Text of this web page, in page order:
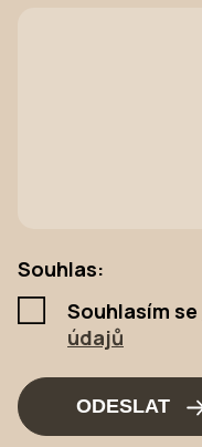
Souhlas:
Souhlasím se
údajů
ODESLAT